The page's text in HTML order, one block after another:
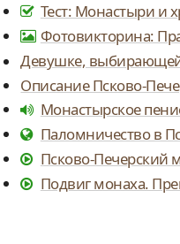
Тест: Монастыри и
Фотовикторина:
Девушке,
Описание Псково-
Монастырское
Паломничество в
Псково-Печерский
Подвиг монаха.